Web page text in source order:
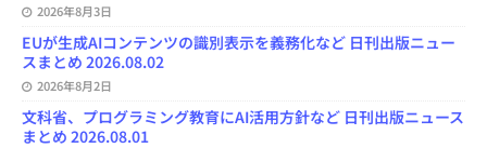
2026年8月3日
EUが生成AIコンテンツの識別表示を義務化など 日刊出版ニュー
スまとめ 2026.08.02
2026年8月2日
文科省、プログラミング教育にAI活用方針など 日刊出版ニュース
まとめ 2026.08.01